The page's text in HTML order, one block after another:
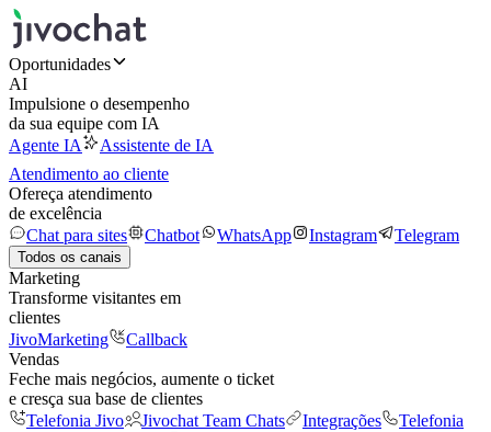
Oportunidades
AI
Impulsione o desempenho
da sua equipe com IA
Agente IA
Assistente de IA
Atendimento ao cliente
Ofereça atendimento
de excelência
Chat para sites
Chatbot WhatsApp Instagram Telegram
Todos os canais
Marketing
Transforme visitantes em
clientes
JivoMarketing
Callback
Vendas
Feche mais negócios, aumente o ticket
e cresça sua base de clientes
Telefonia Jivo
Jivochat Team Chats Integrações
Telefonia